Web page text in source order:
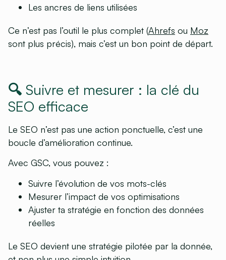
Les ancres de liens utilisées
Ce n’est pas l’outil le plus complet (Ahrefs ou Moz
sont plus précis), mais c’est un bon point de départ.
🔍 Suivre et mesurer : la clé du
SEO efficace
Le SEO n’est pas une action ponctuelle, c’est une
boucle d’amélioration continue.
Avec GSC, vous pouvez :
Suivre l’évolution de vos mots-clés
Mesurer l’impact de vos optimisations
Ajuster ta stratégie en fonction des données
réelles
Le SEO devient une stratégie pilotée par la donnée,